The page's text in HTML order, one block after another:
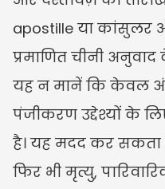
apostille या कांसुलर
प्रमाणित चीनी अनुवाद
यह न मानें कि केवल
पंजीकरण उद्देश्यों के
है। यह मदद कर सकता
फिर भी मृत्यु,